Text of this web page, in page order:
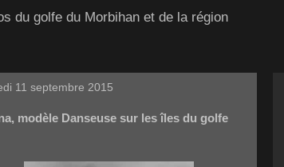
du golfe du Morbihan et de la région
11 septembre 2015
modèle Danseuse sur les îles du golfe